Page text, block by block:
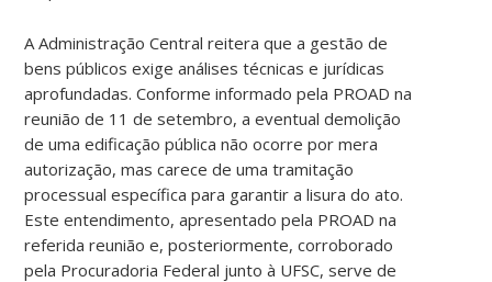
A Administração Central reitera que a gestão de
bens públicos exige análises técnicas e jurídicas
aprofundadas. Conforme informado pela PROAD na
reunião de 11 de setembro, a eventual demolição
de uma edificação pública não ocorre por mera
autorização, mas carece de uma tramitação
processual específica para garantir a lisura do ato.
Este entendimento, apresentado pela PROAD na
referida reunião e, posteriormente, corroborado
pela Procuradoria Federal junto à UFSC, serve de